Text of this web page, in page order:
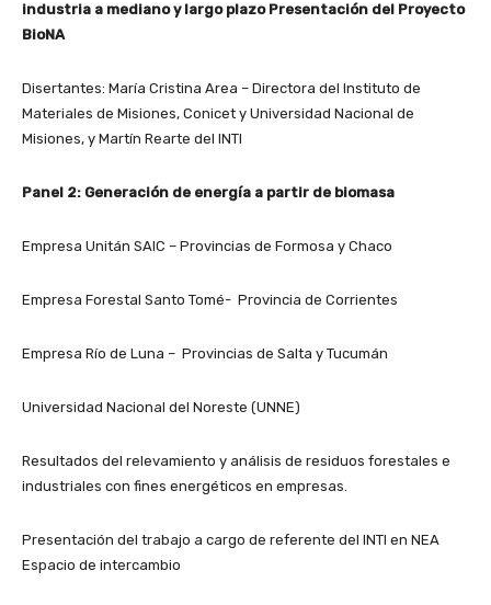
industria a mediano y largo plazo Presentación del Proyecto
BioNA
Disertantes: María Cristina Area – Directora del Instituto de
Materiales de Misiones, Conicet y Universidad Nacional de
Misiones, y Martín Rearte del INTI
Panel 2: Generación de energía a partir de biomasa
Empresa Unitán SAIC – Provincias de Formosa y Chaco
Empresa Forestal Santo Tomé- Provincia de Corrientes
Empresa Río de Luna – Provincias de Salta y Tucumán
Universidad Nacional del Noreste (UNNE)
Resultados del relevamiento y análisis de residuos forestales e
industriales con fines energéticos en empresas.
Presentación del trabajo a cargo de referente del INTI en NEA
Espacio de intercambio